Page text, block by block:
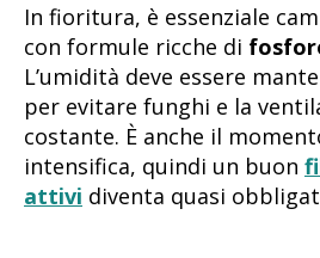
In fioritura, è essenziale
con formule ricche di
L’umidità deve essere
per evitare funghi e la
costante. È anche il
intensifica, quindi un buon
attivi diventa quasi